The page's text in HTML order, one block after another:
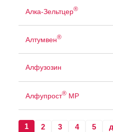
Алка-Зельтцер®
Алтумвен®
Алфузозин
Алфупрост®МР
1 2 3 4 5